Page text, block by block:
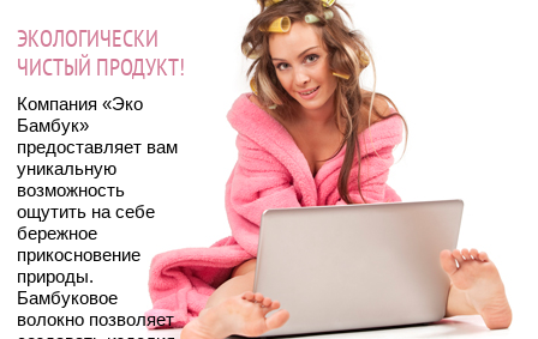
ЭКОЛОГИЧЕСКИ
ЧИСТЫЙ ПРОДУКТ!
Компания «Эко
Бамбук»
предоставляет вам
уникальную
возможность
ощутить на себе
бережное
прикосновение
природы.
Бамбуковое
волокно позволяет